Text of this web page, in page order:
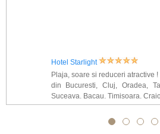
Hotel Starlight
Plaja, soare si reduceri atractive !
din Bucuresti, Cluj, Oradea,
Suceava, Bacau, Timisoara,